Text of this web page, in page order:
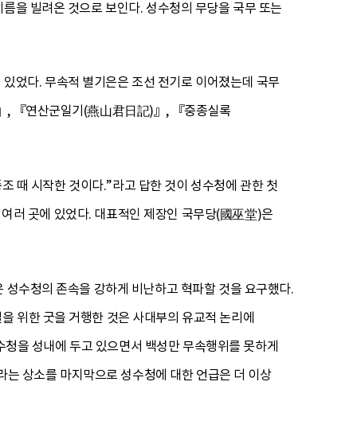
을 빌려온 것으로 보인다. 성수청의 무당을 국무 또는
었다. 무속적 별기은은 조선 전기로 이어졌는데 국무
, 『연산군일기(燕山君日記)』, 『중종실록
때 시작한 것이다.”라고 답한 것이 성수청에 관한 첫
러 곳에 있었다. 대표적인 제장인 국무당(國巫堂)은
수청의 존속을 강하게 비난하고 혁파할 것을 요구했다.
위한 굿을 거행한 것은 사대부의 유교적 논리에
을 성내에 두고 있으면서 백성만 무속행위를 못하게
상소를 마지막으로 성수청에 대한 언급은 더 이상